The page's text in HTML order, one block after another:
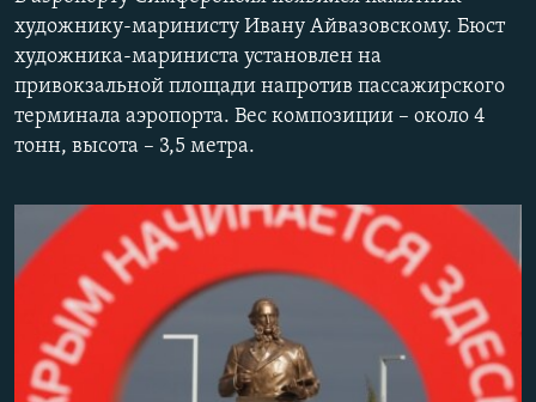
ПОБЕДИТЕЛЕЙ НЕ СУДЯТ?
КРЫМ.НЕПОКОРЕННЫЙ
ELIFBE
УКРАИНСКАЯ ПРОБЛЕМА КРЫМА
ПРИСОЕДИНЯЙТЕСЬ!
художнику-маринисту Ивану Айвазовскому. Бюст
художника-мариниста установлен на
привокзальной площади напротив пассажирского
терминала аэропорта. Вес композиции – около 4
тонн, высота – 3,5 метра.